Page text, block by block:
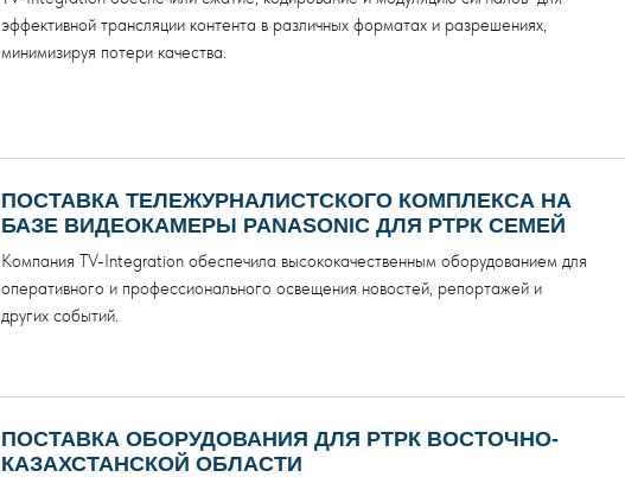
эффективной трансляции контента в различных форматах и разрешениях,
минимизируя потери качества.
ПОСТАВКА ТЕЛЕЖУРНАЛИСТСКОГО КОМПЛЕКСА НА
БАЗЕ ВИДЕОКАМЕРЫ PANASONIC ДЛЯ РТРК СЕМЕЙ
Компания TV-Integration обеспечила высококачественным оборудованием для
оперативного и профессионального освещения новостей, репортажей и
других событий.
ПОСТАВКА ОБОРУДОВАНИЯ ДЛЯ РТРК ВОСТОЧНО-
КАЗАХСТАНСКОЙ ОБЛАСТИ